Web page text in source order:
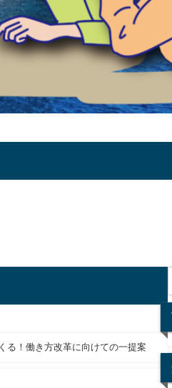
る！働き方改革に向けての一提案